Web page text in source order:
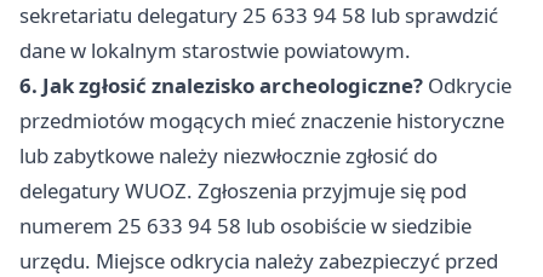
sekretariatu delegatury 25 633 94 58 lub sprawdzić
dane w lokalnym starostwie powiatowym.
6. Jak zgłosić znalezisko archeologiczne? Odkrycie
przedmiotów mogących mieć znaczenie historyczne
lub zabytkowe należy niezwłocznie zgłosić do
delegatury WUOZ. Zgłoszenia przyjmuje się pod
numerem 25 633 94 58 lub osobiście w siedzibie
urzędu. Miejsce odkrycia należy zabezpieczyć przed